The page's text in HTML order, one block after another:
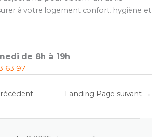
à votre logement confort, hygiène et
de 8h à 19h
63 97
Landing Page suivant →